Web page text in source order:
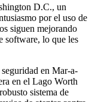
D.C., un
por el uso de
siguen mejorando
software, lo que les
seguridad en Mar-a-
en el Lago Worth
sistema de